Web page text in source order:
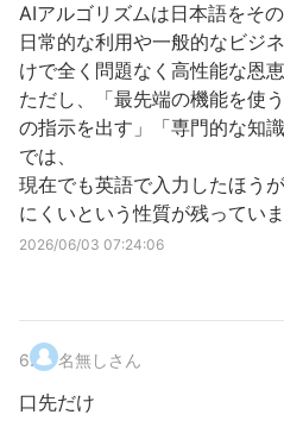
AIアルゴリズムは日本語をそ
日常的な利用や一般的なビジ
けで全く問題なく高性能な恩
ただし、「最先端の機能を使
の指示を出す」「専門的な知
では、
現在でも英語で入力したほう
にくいという性質が残っていま
2026/06/03 07:24:06
6. 名無しさん
口先だけ